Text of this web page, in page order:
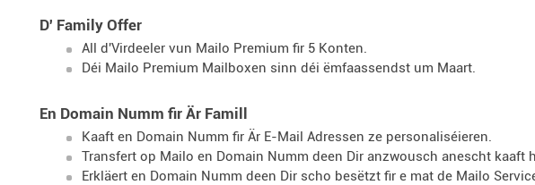
D' Family Offer
All d'Virdeeler vun Mailo Premium fir 5 Konten.
Déi Mailo Premium Mailboxen sinn déi ëmfaassendst um Maart.
En Domain Numm fir Är Famill
Kaaft en Domain Numm fir Är E-Mail Adressen ze personaliséieren.
Transfert op Mailo en Domain Numm deen Dir anzwousch anescht kaaft
Erkläert en Domain Numm deen Dir scho besëtzt fir e mat de Mailo